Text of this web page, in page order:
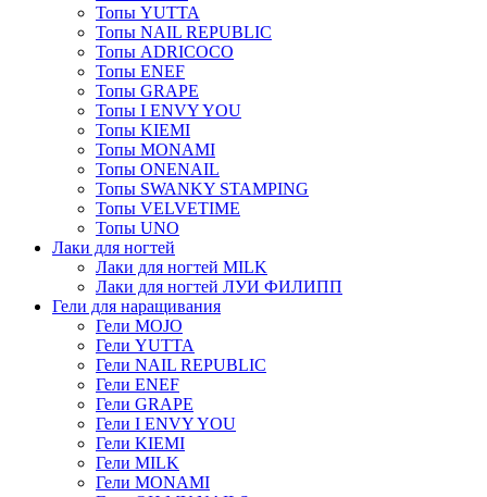
Топы YUTTA
Топы NAIL REPUBLIC
Топы ADRICOCO
Топы ENEF
Топы GRAPE
Топы I ENVY YOU
Топы KIEMI
Топы MONAMI
Топы ONENAIL
Топы SWANKY STAMPING
Топы VELVETIME
Топы UNO
Лаки для ногтей
Лаки для ногтей MILK
Лаки для ногтей ЛУИ ФИЛИПП
Гели для наращивания
Гели MOJO
Гели YUTTA
Гели NAIL REPUBLIC
Гели ENEF
Гели GRAPE
Гели I ENVY YOU
Гели KIEMI
Гели MILK
Гели MONAMI